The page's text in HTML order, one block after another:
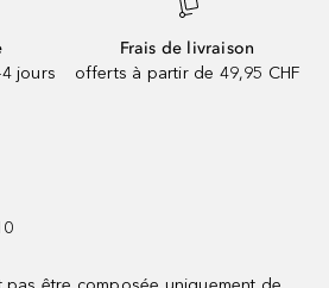
jours
Frais de livraison
offerts à partir de 49,95 CHF